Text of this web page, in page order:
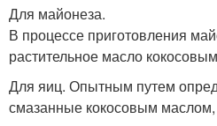
Для майонеза.
В процессе приготовления
растительное масло
Для яиц. Опытным путем
смазанные кокосовым